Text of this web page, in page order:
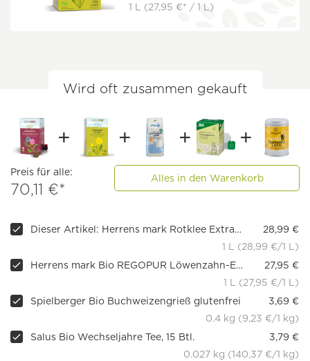
1 L (27,95 €* / 1 L)
Wird oft zusammen gekauft
Preis für alle:
70,11 €*
Alles in den Warenkorb
Dieser Artikel: Herrens mark Rotklee Extrakt fermentiert, flüssig, 1l
28,99 €
1 L (28,99 €/1 L)
Herrens mark Bio REGOPUR Löwenzahn-Extrakt, 1l
27,95 €
1 L (27,95 €/1 L)
Spielberger Bio Buchweizengrieß glutenfrei
3,69 €
0.4 kg (9,23 €/1 kg)
Salus Bio Wechseljahre Tee, 15 Btl.
3,79 €
0.027 kg (140,37 €/1 kg)